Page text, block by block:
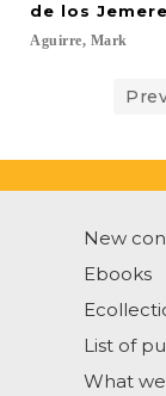
de los
Aguirre, Mark
New
Ebooks
List of
What